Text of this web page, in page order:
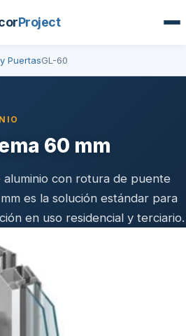
Project
PuertasGL-60
60 mm
con rotura de puente
es la solución estándar para
en uso residencial y terciario.